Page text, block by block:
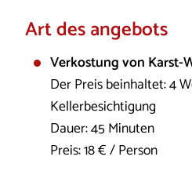
Art des angebots
Verkostung von Karst-
Der Preis beinhaltet: 4
Kellerbesichtigung
Dauer: 45 Minuten
Preis: 18 € / Person